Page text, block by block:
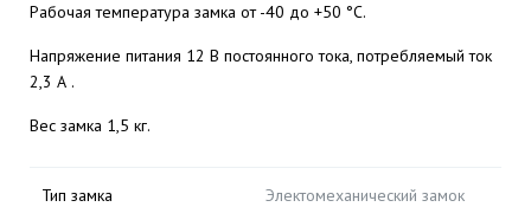
Рабочая температура замка от -40 до +50 °С.
Напряжение питания 12 В постоянного тока, потребляемый ток
2,3 А .
Вес замка 1,5 кг.
Тип замка Электомеханический замок